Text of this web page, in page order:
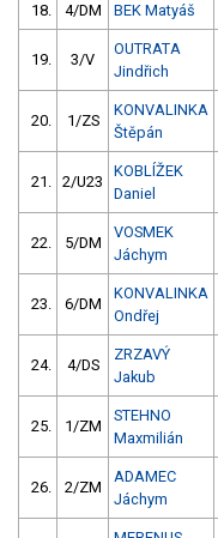
18. 4/DM BEK Matyáš
19. 3/V
OUTRATA
Jindřich
20. 1/ZS
KONVALINKA
Štěpán
21. 2/U23
KOBLÍŽEK
Daniel
22. 5/DM
VOSMEK
Jáchym
23. 6/DM
KONVALINKA
Ondřej
24. 4/DS
ZRZAVÝ
Jakub
25. 1/ZM
STEHNO
Maxmilián
26. 2/ZM
ADAMEC
Jáchym